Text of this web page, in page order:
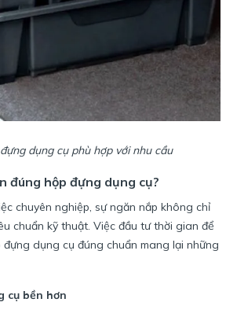
dụng cụ phù hợp với nhu cầu
đúng hộp đựng dụng cụ?
chuyên nghiệp, sự ngăn nắp không chỉ
chuẩn kỹ thuật. Việc đầu tư thời gian để
dụng cụ đúng chuẩn mang lại những
cụ bền hơn